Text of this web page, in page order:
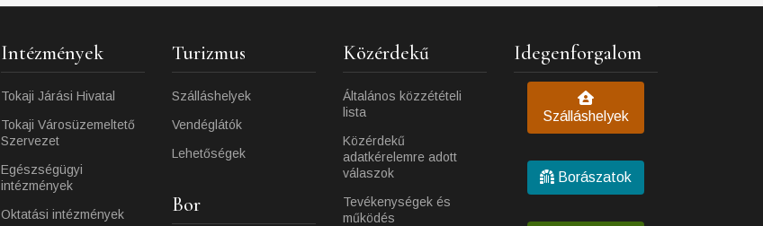
Intézmények
Tokaji Járási Hivatal
Tokaji Városüzemeltető
Szervezet
Egészségügyi
intézmények
Oktatási intézmények
Turizmus
Szálláshelyek
Vendéglátók
Lehetőségek
Bor
Közérdekű
Általános közzétételi
lista
Közérdekű
adatkérelemre adott
válaszok
Tevékenységek és
működés
Idegenforgalom
Szálláshelyek
Borászatok